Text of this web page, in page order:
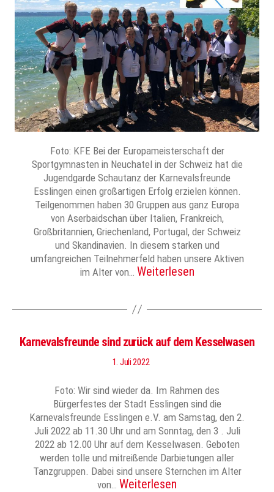
Foto: KFE Bei der Europameisterschaft der
Sportgymnasten in Neuchatel in der Schweiz hat die
Jugendgarde Schautanz der Karnevalsfreunde
Esslingen einen großartigen Erfolg erzielen können.
Teilgenommen haben 30 Gruppen aus ganz Europa
von Aserbaidschan über Italien, Frankreich,
Großbritannien, Griechenland, Portugal, der Schweiz
und Skandinavien. In diesem starken und
umfangreichen Teilnehmerfeld haben unsere Aktiven
im Alter von… Weiterlesen
Karnevalsfreunde sind zurück auf dem Kesselwasen
1. Juli 2022
Foto: Wir sind wieder da. Im Rahmen des
Bürgerfestes der Stadt Esslingen sind die
Karnevalsfreunde Esslingen e.V. am Samstag, den 2.
Juli 2022 ab 11.30 Uhr und am Sonntag, den 3 . Juli
2022 ab 12.00 Uhr auf dem Kesselwasen. Geboten
werden tolle und mitreißende Darbietungen aller
Tanzgruppen. Dabei sind unsere Sternchen im Alter
von… Weiterlesen